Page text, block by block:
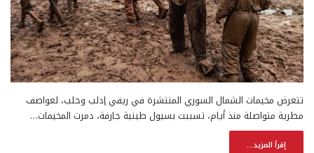
تتعرض مخيمات الشمال السوري المنتشرة في ريفي إدلب وحلب، لعواصف
مطرية متواصلة منذ أيام، تسببت بسيول طينية جارفة، دمرت المخيمات…
إقرأ المزيد...